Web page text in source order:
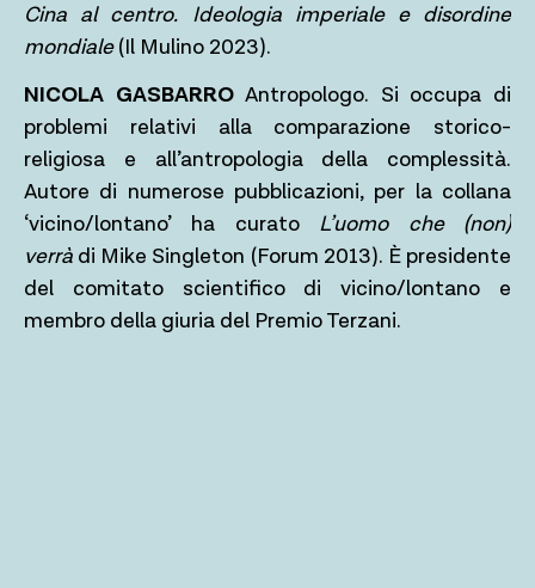
Cina al centro. Ideologia imperiale e disordine
mondiale(Il Mulino 2023).
NICOLA GASBARROAntropologo. Si occupa di
problemi relativi alla comparazione storico-
religiosa e all’antropologia della complessità.
Autore di numerose pubblicazioni, per la collana
‘vicino/lontano’ ha curato L’uomo che (non)
verrà di Mike Singleton (Forum 2013). È presidente
del comitato scientifico di vicino/lontano e
membro della giuria del Premio Terzani.